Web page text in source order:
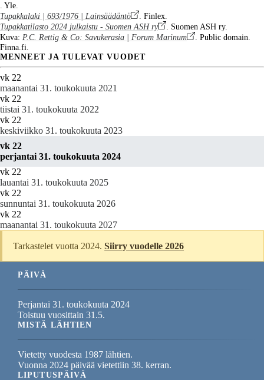
. Yle.
Tupakkalaki | 693/1976 | Lainsäädäntö
. Finlex.
Tupakkatilasto 2024 julkaistu - Suomen ASH ry
. Suomen ASH ry.
Kuva: P.C. Rettig & Co: Savukerasia | Forum Marinum
. Public domain.
Finna.fi.
MENNEET JA TULEVAT VUODET
vk 22
maanantai 31. toukokuuta 2021
vk 22
tiistai 31. toukokuuta 2022
vk 22
keskiviikko 31. toukokuuta 2023
vk 22
perjantai 31. toukokuuta 2024
vk 22
lauantai 31. toukokuuta 2025
vk 22
sunnuntai 31. toukokuuta 2026
vk 22
maanantai 31. toukokuuta 2027
Tarkastelet vuotta 2024.Siirry vuodelle 2026
PÄIVÄ
Perjantai 31. toukokuuta 2024
Toistuu vuosittain 31.5.
MISTÄ LÄHTIEN
Vietetty vuodesta 1987 lähtien.
Vuonna 2024 päivää vietettiin 38. kerran.
LIPUTUSPÄIVÄ